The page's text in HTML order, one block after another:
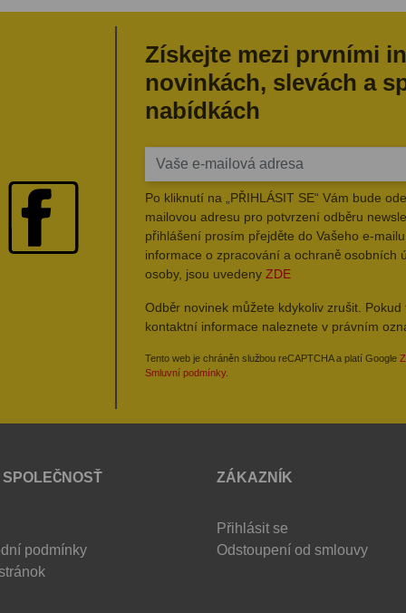
Získejte mezi prvními
novinkách, slevách a
nabídkách
Po kliknutí na „PŘIHLÁSIT SE“ Vám bude
mailovou adresu pro potvrzení odběru
přihlášení prosím přejděte do Vašeho e-
informace o zpracování a ochraně osobních
osoby, jsou uvedeny ZDE
Odběr novinek můžete kdykoliv zrušit.
kontaktní informace naleznete v právním
Tento web je chráněn službou reCAPTCHA a platí Google
Smluvní podmínky.
podmínky
ZÁKAZNÍK
Přihlásit se
Odstoupení od smlouvy